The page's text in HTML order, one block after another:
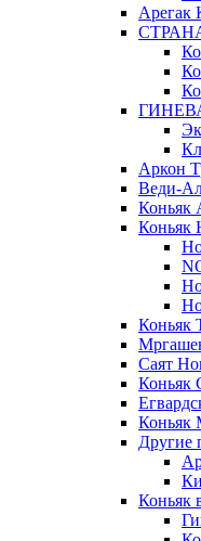
Арегак
Аркон
Веди-
Коньяк
Саят
Коньяк
Другие
Коньяк